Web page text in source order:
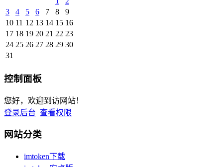
3
4 5 6 7 8
9
10 11 12 13 14 15 16
17 18 19 20 21 22 23
24 25 26 27 28 29 30
31
控制面板
您好，欢迎到访网站！
登录后台 查看权限
网站分类
imtoken下载